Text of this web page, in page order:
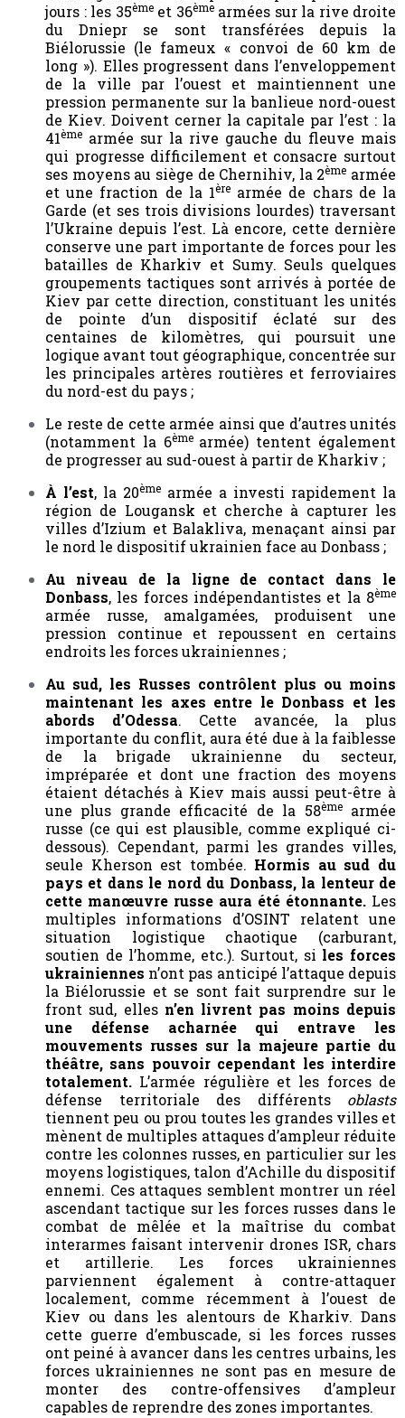
jours : les 35èmeet 36èmearmées sur la rive droite
du Dniepr se sont transférées depuis la
Biélorussie (le fameux « convoi de 60 km de
long »). Elles progressent dans l’enveloppement
de la ville par l’ouest et maintiennent une
pression permanente sur la banlieue nord-ouest
de Kiev. Doivent cerner la capitale par l’est : la
41ème armée sur la rive gauche du fleuve mais
qui progresse difficilement et consacre surtout
ses moyens au siège de Chernihiv, la 2ème armée
et une fraction de la 1ère armée de chars de la
Garde (et ses trois divisions lourdes) traversant
l’Ukraine depuis l’est. Là encore, cette dernière
conserve une part importante de forces pour les
batailles de Kharkiv et Sumy. Seuls quelques
groupements tactiques sont arrivés à portée de
Kiev par cette direction, constituant les unités
de pointe d’un dispositif éclaté sur des
centaines de kilomètres, qui poursuit une
logique avant tout géographique, concentrée sur
les principales artères routières et ferroviaires
du nord-est du pays ;
Le reste de cette armée ainsi que d’autres unités
(notamment la 6ème armée) tentent également
de progresser au sud-ouest à partir de Kharkiv ;
À l’est, la 20ème armée a investi rapidement la
région de Lougansk et cherche à capturer les
villes d’Izium et Balakliva, menaçant ainsi par
le nord le dispositif ukrainien face au Donbass ;
Au niveau de la ligne de contact dans le
Donbass, les forces indépendantistes et la 8ème
armée russe, amalgamées, produisent une
pression continue et repoussent en certains
endroits les forces ukrainiennes ;
Au sud, les Russes contrôlent plus ou moins
maintenant les axes entre le Donbass et les
abords d’Odessa. Cette avancée, la plus
importante du conflit, aura été due à la faiblesse
de la brigade ukrainienne du secteur,
impréparée et dont une fraction des moyens
étaient détachés à Kiev mais aussi peut-être à
une plus grande efficacité de la 58èmearmée
russe (ce qui est plausible, comme expliqué ci-
dessous). Cependant, parmi les grandes villes,
seule Kherson est tombée. Hormis au sud du
pays et dans le nord du Donbass, la lenteur de
cette manœuvre russe aura été étonnante. Les
multiples informations d’OSINT relatent une
situation logistique chaotique (carburant,
soutien de l’homme, etc.). Surtout, si les forces
ukrainiennes n’ont pas anticipé l’attaque depuis
la Biélorussie et se sont fait surprendre sur le
front sud, elles n’en livrent pas moins depuis
une défense acharnée qui entrave les
mouvements russes sur la majeure partie du
théâtre, sans pouvoir cependant les interdire
totalement. L’armée régulière et les forces de
défense territoriale des différents oblasts
tiennent peu ou prou toutes les grandes villes et
mènent de multiples attaques d’ampleur réduite
contre les colonnes russes, en particulier sur les
moyens logistiques, talon d’Achille du dispositif
ennemi. Ces attaques semblent montrer un réel
ascendant tactique sur les forces russes dans le
combat de mêlée et la maîtrise du combat
interarmes faisant intervenir drones ISR, chars
et artillerie. Les forces ukrainiennes
parviennent également à contre-attaquer
localement, comme récemment à l’ouest de
Kiev ou dans les alentours de Kharkiv. Dans
cette guerre d’embuscade, si les forces russes
ont peiné à avancer dans les centres urbains, les
forces ukrainiennes ne sont pas en mesure de
monter des contre-offensives d’ampleur
capables de reprendre des zones importantes.